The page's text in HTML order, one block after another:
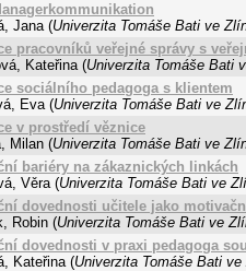
Jana (Univerzita Tomáše Bati ve
pracovníků veřejné správy s
Kateřina (Univerzita Tomáše Bati
sociálního pedagoga s klientem
Eva (Univerzita Tomáše Bati ve
v prostředí věznice
Milan (Univerzita Tomáše Bati ve
bariéry na zákaznických linkách
Věra (Univerzita Tomáše Bati ve
dovednosti učitele jako
Robin (Univerzita Tomáše Bati ve
dovednosti v praxi pedagoga
Kateřina (Univerzita Tomáše Bati ve